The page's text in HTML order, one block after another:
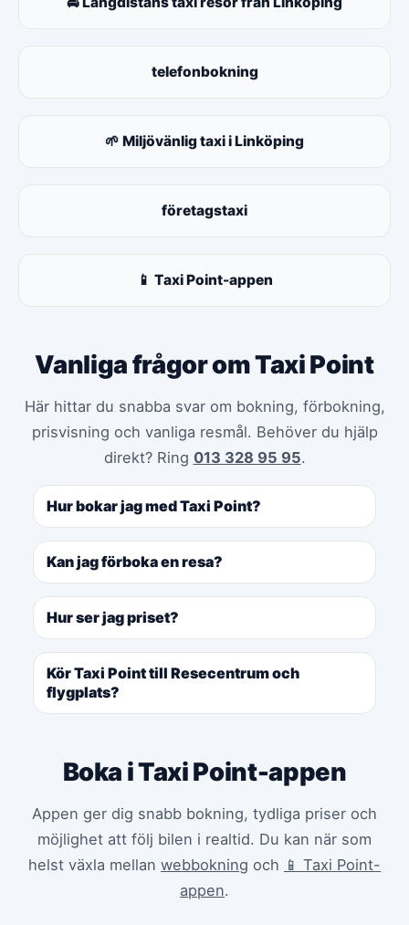
telefonbokning
🌱 Miljövänlig taxi i Linköping
företagstaxi
📱 Taxi Point-appen
Vanliga frågor om Taxi Point
Här hittar du snabba svar om bokning, förbokning,
prisvisning och vanliga resmål. Behöver du hjälp
direkt? Ring 013 328 95 95.
Hur bokar jag med Taxi Point?
Kan jag förboka en resa?
Hur ser jag priset?
Kör Taxi Point till Resecentrum och
flygplats?
Boka i Taxi Point-appen
Appen ger dig snabb bokning, tydliga priser och
möjlighet att följ bilen i realtid. Du kan när som
helst växla mellan webbokning och 📱 Taxi Point-
appen.